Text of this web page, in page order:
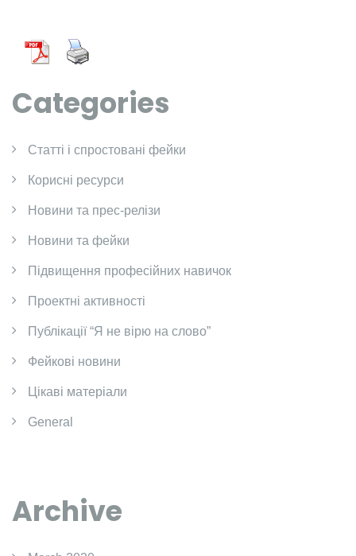
Categories
Cтатті і спростовані фейки
Корисні ресурси
Новини та прес-релізи
Новини та фейки
Підвищення професійних навичок
Проектні активності
Публікації “Я не вірю на слово”
Фейкові новини
Цікаві матеріали
General
Archive